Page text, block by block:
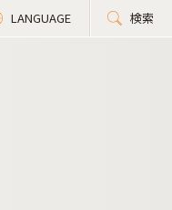
LANGUAGE 検索